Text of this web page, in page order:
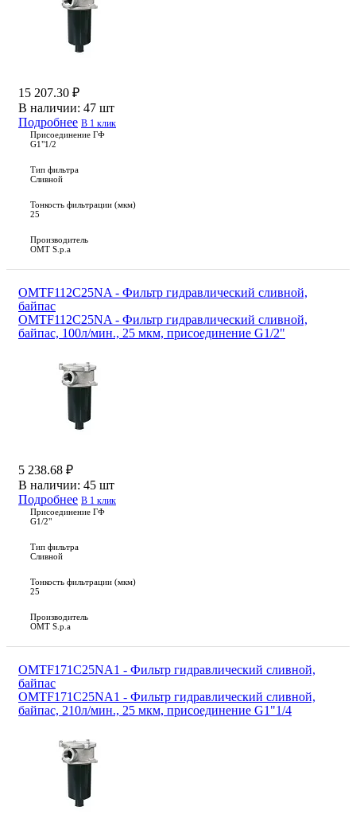
15 207.30 ₽
В наличии: 47 шт
Подробнее В 1 клик
Присоединение ГФ
G1"1/2
Тип фильтра
Сливной
Тонкость фильтрации (мкм)
25
Производитель
OMT S.p.a
OMTF112C25NA - Фильтр гидравлический сливной,
байпас
OMTF112C25NA - Фильтр гидравлический сливной,
байпас, 100л/мин., 25 мкм, присоединение G1/2"
5 238.68 ₽
В наличии: 45 шт
Подробнее В 1 клик
Присоединение ГФ
G1/2"
Тип фильтра
Сливной
Тонкость фильтрации (мкм)
25
Производитель
OMT S.p.a
OMTF171C25NA1 - Фильтр гидравлический сливной,
байпас
OMTF171C25NA1 - Фильтр гидравлический сливной,
байпас, 210л/мин., 25 мкм, присоединение G1"1/4